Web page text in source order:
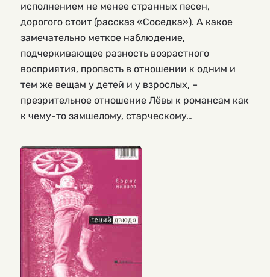
исполнением не менее странных песен,
дорогого стоит (рассказ «Соседка»). А какое
замечательно меткое наблюдение,
подчеркивающее разность возрастного
восприятия, пропасть в отношении к одним и
тем же вещам у детей и у взрослых, –
презрительное отношение Лёвы к романсам как
к чему-то замшелому, старческому…